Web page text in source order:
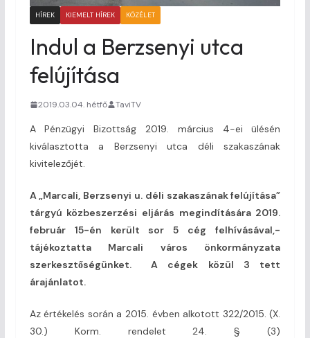
HÍREK KIEMELT HÍREK KÖZÉLET
Indul a Berzsenyi utca
felújítása
2019.03.04. hétfő TaviTV
A Pénzügyi Bizottság 2019. március 4-ei ülésén
kiválasztotta a Berzsenyi utca déli szakaszának
kivitelezőjét.
A „Marcali, Berzsenyi u. déli szakaszának felújítása”
tárgyú közbeszerzési eljárás megindítására 2019.
február 15-én került sor 5 cég felhívásával,-
tájékoztatta Marcali város önkormányzata
szerkesztőségünket. A cégek közül 3 tett
árajánlatot.
Az értékelés során a 2015. évben alkotott 322/2015. (X.
30.) Korm. rendelet 24. § (3)